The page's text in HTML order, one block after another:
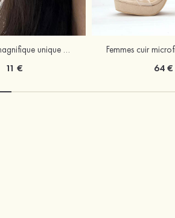
Charmant magnifique unique perle boucles d'oreilles
11 € 64 €